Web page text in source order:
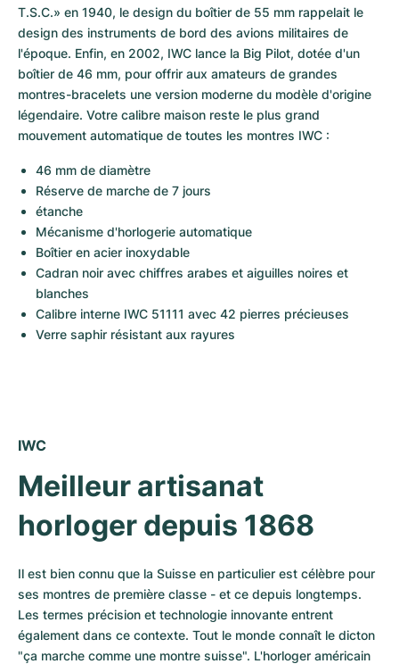
T.S.C.» en 1940, le design du boîtier de 55 mm rappelait le
design des instruments de bord des avions militaires de
l'époque. Enfin, en 2002, IWC lance la Big Pilot, dotée d'un
boîtier de 46 mm, pour offrir aux amateurs de grandes
montres-bracelets une version moderne du modèle d'origine
légendaire. Votre calibre maison reste le plus grand
mouvement automatique de toutes les montres IWC :
46 mm de diamètre
Réserve de marche de 7 jours
étanche
Mécanisme d'horlogerie automatique
Boîtier en acier inoxydable
Cadran noir avec chiffres arabes et aiguilles noires et
blanches
Calibre interne IWC 51111 avec 42 pierres précieuses
Verre saphir résistant aux rayures
IWC
Meilleur artisanat
horloger depuis 1868
Il est bien connu que la Suisse en particulier est célèbre pour
ses montres de première classe - et ce depuis longtemps.
Les termes précision et technologie innovante entrent
également dans ce contexte. Tout le monde connaît le dicton
"ça marche comme une montre suisse". L'horloger américain